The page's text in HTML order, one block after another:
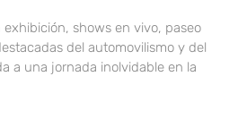
exhibición, shows en vivo, paseo
del automovilismo y del
a una jornada inolvidable en la